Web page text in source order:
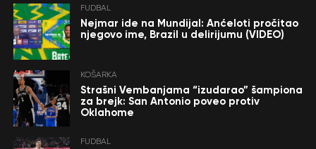
FUDBAL
Nejmar ide na Mundijal: Anćeloti pročitao
njegovo ime, Brazil u delirijumu (VIDEO)
KOŠARKA
Strašni Vembanjama “izudarao” šampiona
za brejk: San Antonio poveo protiv
Oklahome
FUDBAL